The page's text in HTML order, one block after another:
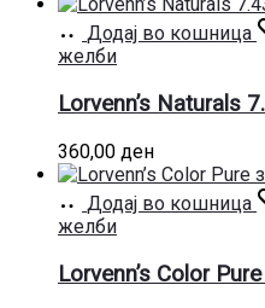
Додај во кошница
желби
Lorvenn’s Naturals
360,00 ден
Додај во кошница
желби
Lorvenn’s Color